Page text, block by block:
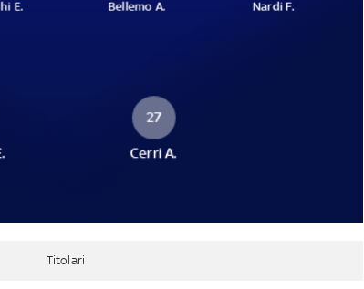
E. Bellemo A. Nardi F.
27
Cerri A.
Titolari